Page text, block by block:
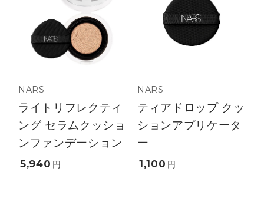
NARS
ライトリフレクティ
ング セラムクッショ
ンファンデーション
5,940 円
NARS
ティアドロップ クッ
ションアプリケータ
ー
1,100 円